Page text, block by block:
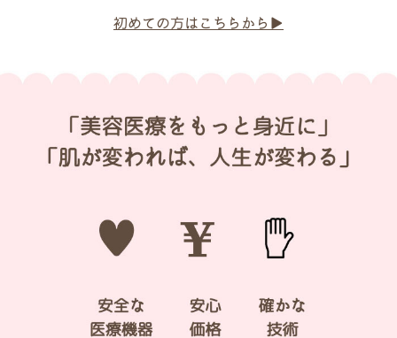
初めての方はこちらから▶